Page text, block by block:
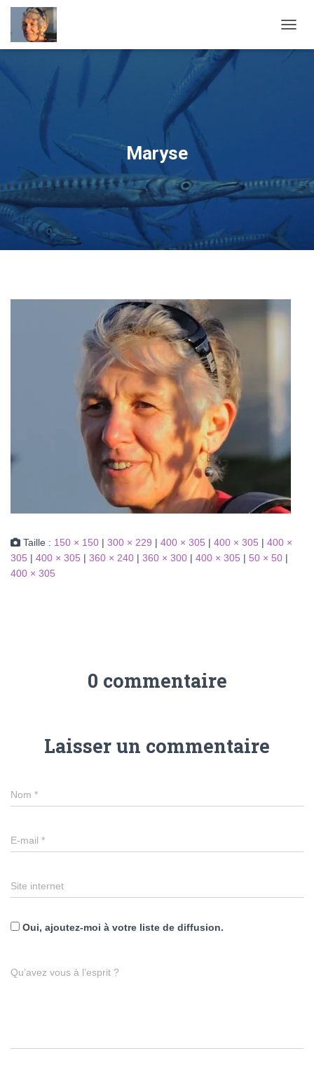
Maryse
Taille : 150 × 150 | 300 × 229 | 400 × 305 | 400 × 305 | 400 ×
305 | 400 × 305 | 360 × 240 | 360 × 300 | 400 × 305 | 50 × 50 |
400 × 305
0 commentaire
Laisser un commentaire
Nom *
E-mail *
Site internet
Oui, ajoutez-moi à votre liste de diffusion.
Qu’avez vous à l’esprit ?